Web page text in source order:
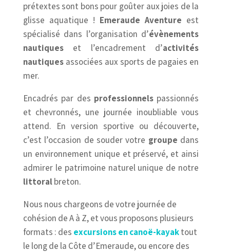
prétextes sont bons pour goûter aux joies de la
glisse aquatique ! Emeraude Aventure est
spécialisé dans l’organisation d’évènements
nautiqueset l’encadrement d’activités
nautiquesassociées aux sports de pagaies en
mer.
Encadrés par des professionnels passionnés
et chevronnés, une journée inoubliable vous
attend. En version sportive ou découverte,
c’est l’occasion de souder votre groupe dans
un environnement unique et préservé, et ainsi
admirer le patrimoine naturel unique de notre
littoralbreton.
Nous nous chargeons de votre journée de
cohésion de A à Z, et vous proposons plusieurs
formats : des excursions en canoë-kayaktout
le long de la Côte d’Emeraude, ou encore des